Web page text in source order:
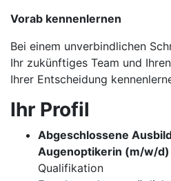
Vorab kennenlernen
Bei einem unverbindlichen
Ihr zukünftiges Team und
Ihrer Entscheidung
Ihr Profil
Abgeschlossene
Augenoptikerin (m/w/d)
Qualifikation